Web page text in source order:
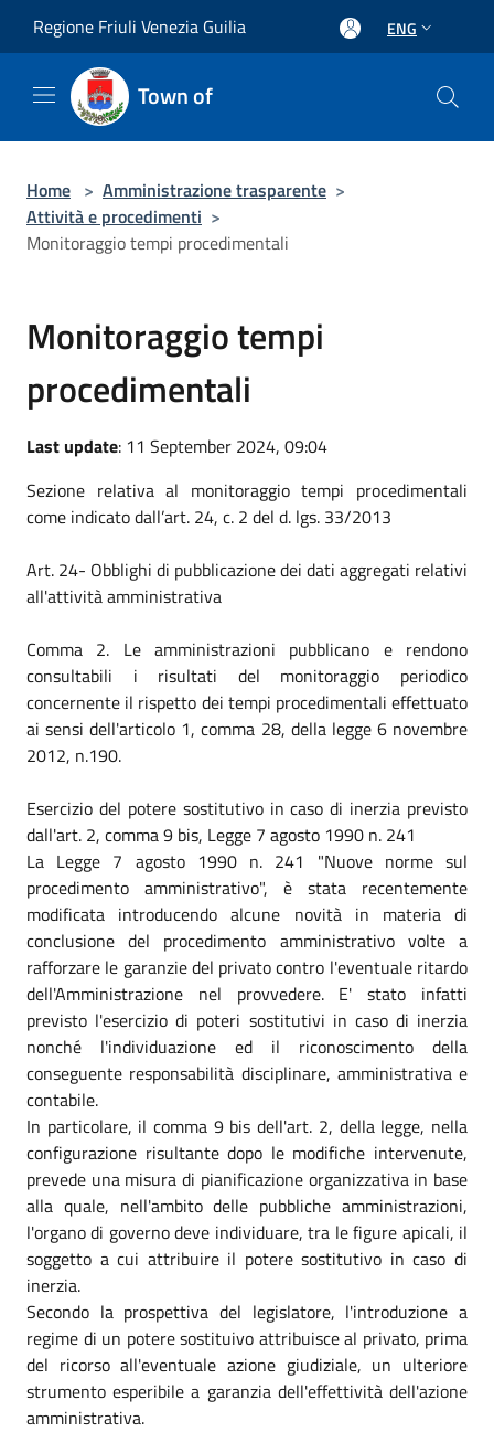
Regione Friuli Venezia Guilia ENG
Town of
Home > Amministrazione trasparente >
Attività e procedimenti >
Monitoraggio tempi procedimentali
Monitoraggio tempi
procedimentali
Last update: 11 September 2024, 09:04
Sezione relativa al monitoraggio tempi procedimentali
come indicato dall’art. 24, c. 2 del d. lgs. 33/2013
Art. 24- Obblighi di pubblicazione dei dati aggregati relativi
all'attività amministrativa
Comma 2. Le amministrazioni pubblicano e rendono
consultabili i risultati del monitoraggio periodico
concernente il rispetto dei tempi procedimentali effettuato
ai sensi dell'articolo 1, comma 28, della legge 6 novembre
2012, n.190.
Esercizio del potere sostitutivo in caso di inerzia previsto
dall'art. 2, comma 9 bis, Legge 7 agosto 1990 n. 241
La Legge 7 agosto 1990 n. 241 "Nuove norme sul
procedimento amministrativo", è stata recentemente
modificata introducendo alcune novità in materia di
conclusione del procedimento amministrativo volte a
rafforzare le garanzie del privato contro l'eventuale ritardo
dell'Amministrazione nel provvedere. E' stato infatti
previsto l'esercizio di poteri sostitutivi in caso di inerzia
nonché l'individuazione ed il riconoscimento della
conseguente responsabilità disciplinare, amministrativa e
contabile.
In particolare, il comma 9 bis dell'art. 2, della legge, nella
configurazione risultante dopo le modifiche intervenute,
prevede una misura di pianificazione organizzativa in base
alla quale, nell'ambito delle pubbliche amministrazioni,
l'organo di governo deve individuare, tra le figure apicali, il
soggetto a cui attribuire il potere sostitutivo in caso di
inerzia.
Secondo la prospettiva del legislatore, l'introduzione a
regime di un potere sostituivo attribuisce al privato, prima
del ricorso all'eventuale azione giudiziale, un ulteriore
strumento esperibile a garanzia dell'effettività dell'azione
amministrativa.